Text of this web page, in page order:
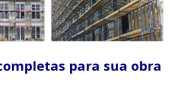
para sua obra